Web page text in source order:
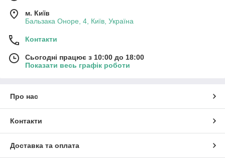
м. Київ
Бальзака Оноре, 4, Київ, Україна
Контакти
Сьогодні працює з 10:00 до 18:00
Показати весь графік роботи
Про нас
Контакти
Доставка та оплата